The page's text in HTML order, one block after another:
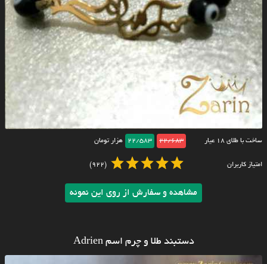
ساخت با طلای ۱۸ عیار 22/683
22/583 هزار تومان
امتیاز کاربران (922)
مشاهده و سفارش از روی این نمونه
دستبند طلا و چرم اسم Adrien